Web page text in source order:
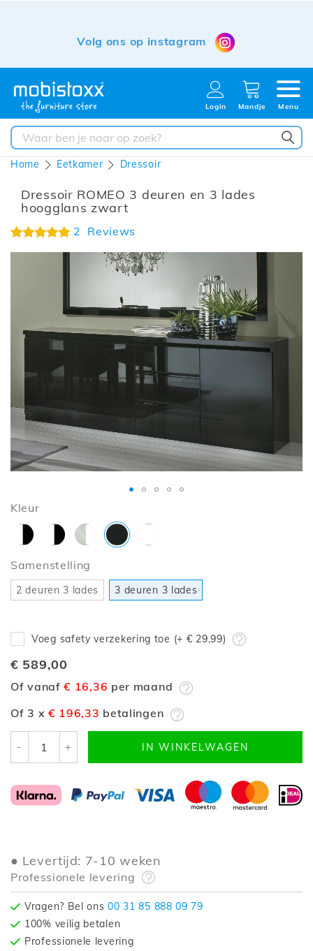
Volg ons op instagram
Login Mandje Menu
Home Eetkamer Dressoir
Dressoir ROMEO 3 deuren en 3 lades
hoogglans zwart
Waardering:
100%
2 Reviews
Ga
de
afbeeldingen-
Ga
naar
van
de
afbeeldingen-
Kleur
Samenstelling
2 deuren 3 lades 3 deuren 3 lades
Voeg safety verzekering toe (+ € 29,99)
€ 589,00
Of vanaf€ 16,36 per maand
Of 3 x € 196,33 betalingen
- + IN WINKELWAGEN
Levertijd: 7-10 weken
Professionele levering
Vragen? Bel ons00 31 85 888 09 79
100% veilig betalen
Professionele levering